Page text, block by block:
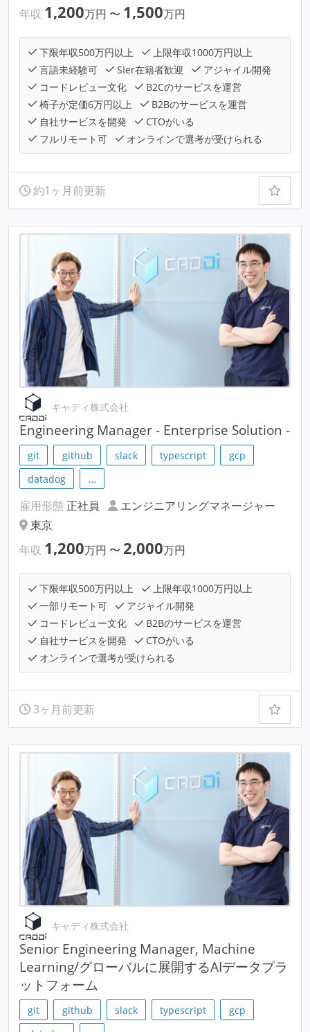
年収 1,200万円 〜 1,500万円
下限年収500万円以上
上限年収1000万円以上
言語未経験可
SIer在籍者歓迎
アジャイル開発
コードレビュー文化
B2Cのサービスを運営
椅子が定価6万円以上
B2Bのサービスを運営
自社サービスを開発
CTOがいる
フルリモート可
オンラインで選考が受けられる
約1ヶ月前更新
キャディ株式会社
Engineering Manager - Enterprise Solution -
git github slack typescript
gcp
datadog
…
雇用形態 正社員
エンジニアリングマネージャー
東京
年収 1,200万円 〜 2,000万円
下限年収500万円以上
上限年収1000万円以上
一部リモート可
アジャイル開発
コードレビュー文化
B2Bのサービスを運営
自社サービスを開発
CTOがいる
オンラインで選考が受けられる
3ヶ月前更新
キャディ株式会社
Senior Engineering Manager, Machine
Learning/グローバルに展開するAIデータプラ
ットフォーム
git github slack typescript
gcp